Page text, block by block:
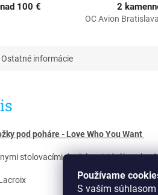
Používame
S vaším
100 € 2
OC Avion
Ostatné informácie
pod poháre - Love Who You Want
stolovacími doplnkami, ideálne ako